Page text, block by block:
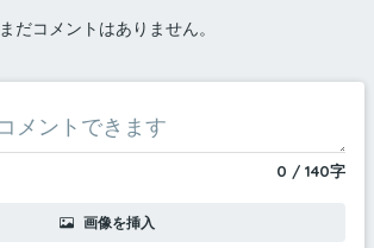
まだコメントはありません。
0 / 140字
画像を挿入